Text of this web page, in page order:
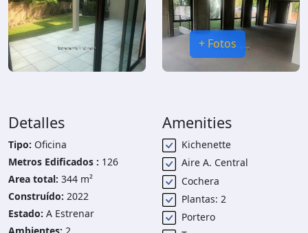
+ Fotos
Detalles
Tipo: Oficina
Metros Edificados : 126
Area total: 344 m²
Construído: 2022
Estado: A Estrenar
Amenities
Kichenette
Aire A. Central
Cochera
Plantas: 2
Portero